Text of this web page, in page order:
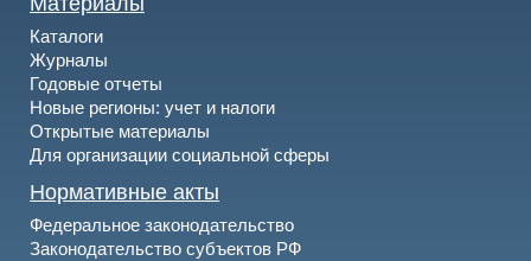
Каталоги
Журналы
Годовые отчеты
Новые регионы: учет и налоги
Открытые материалы
Для организации социальной сферы
Нормативные акты
Федеральное законодательство
Законодательство субъектов РФ